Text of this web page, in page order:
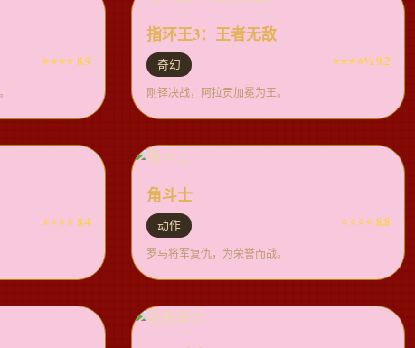
⭐⭐⭐⭐ 8.9
指环王3：王者无敌
奇幻 ⭐⭐⭐⭐½ 9.2
刚铎决战，阿拉贡加冕为王。
⭐⭐⭐⭐ 8.4
角斗士
动作 ⭐⭐⭐⭐ 8.8
罗马将军复仇，为荣誉而战。